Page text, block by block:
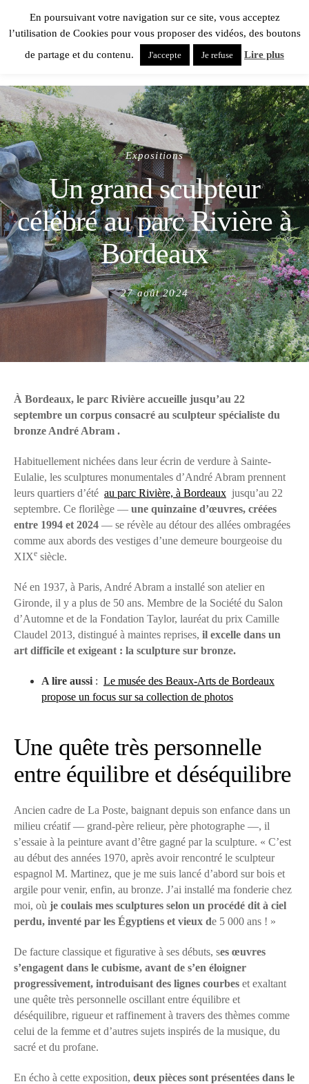
Expositions
Un grand sculpteur
célébré au parc Rivière à
Bordeaux
Posted
on
27 août 2024
À Bordeaux, le parc Rivière accueille jusqu’au 22
septembre un corpus consacré au sculpteur spécialiste du
bronze André Abram .
Habituellement nichées dans leur écrin de verdure à Sainte-
Eulalie, les sculptures monumentales d’André Abram prennent
leurs quartiers d’été au parc Rivière, à Bordeaux jusqu’au 22
septembre. Ce florilège — une quinzaine d’œuvres, créées
entre 1994 et 2024 — se révèle au détour des allées ombragées
comme aux abords des vestiges d’une demeure bourgeoise du
XIXe siècle.
Né en 1937, à Paris, André Abram a installé son atelier en
Gironde, il y a plus de 50 ans. Membre de la Société du Salon
d’Automne et de la Fondation Taylor, lauréat du prix Camille
Claudel 2013, distingué à maintes reprises, il excelle dans un
art difficile et exigeant : la sculpture sur bronze.
A lire aussi : Le musée des Beaux-Arts de Bordeaux
propose un focus sur sa collection de photos
Une quête très personnelle
entre équilibre et déséquilibre
Ancien cadre de La Poste, baignant depuis son enfance dans un
milieu créatif — grand-père relieur, père photographe —, il
s’essaie à la peinture avant d’être gagné par la sculpture. « C’est
au début des années 1970, après avoir rencontré le sculpteur
espagnol M. Martinez, que je me suis lancé d’abord sur bois et
argile pour venir, enfin, au bronze. J’ai installé ma fonderie chez
moi, où je coulais mes sculptures selon un procédé dit à ciel
perdu, inventé par les Égyptiens et vieux de 5 000 ans ! »
De facture classique et figurative à ses débuts, ses œuvres
s’engagent dans le cubisme, avant de s’en éloigner
progressivement, introduisant des lignes courbes et exaltant
une quête très personnelle oscillant entre équilibre et
déséquilibre, rigueur et raffinement à travers des thèmes comme
celui de la femme et d’autres sujets inspirés de la musique, du
sacré et du profane.
En écho à cette exposition, deux pièces sont présentées dans le
En poursuivant votre navigation sur ce site, vous acceptez
l’utilisation de Cookies pour vous proposer des vidéos, des boutons
de partage et du contenu.
J'accepte Je refuse Lire plus